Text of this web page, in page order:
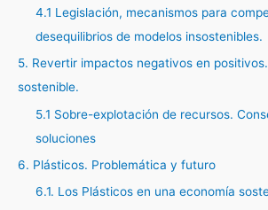
4.1 Legislación, mecanismos para
desequilibrios de modelos insostenibles.
5. Revertir impactos negativos en
sostenible.
5.1 Sobre-explotación de recursos.
soluciones
6. Plásticos. Problemática y futuro
6.1. Los Plásticos en una economía